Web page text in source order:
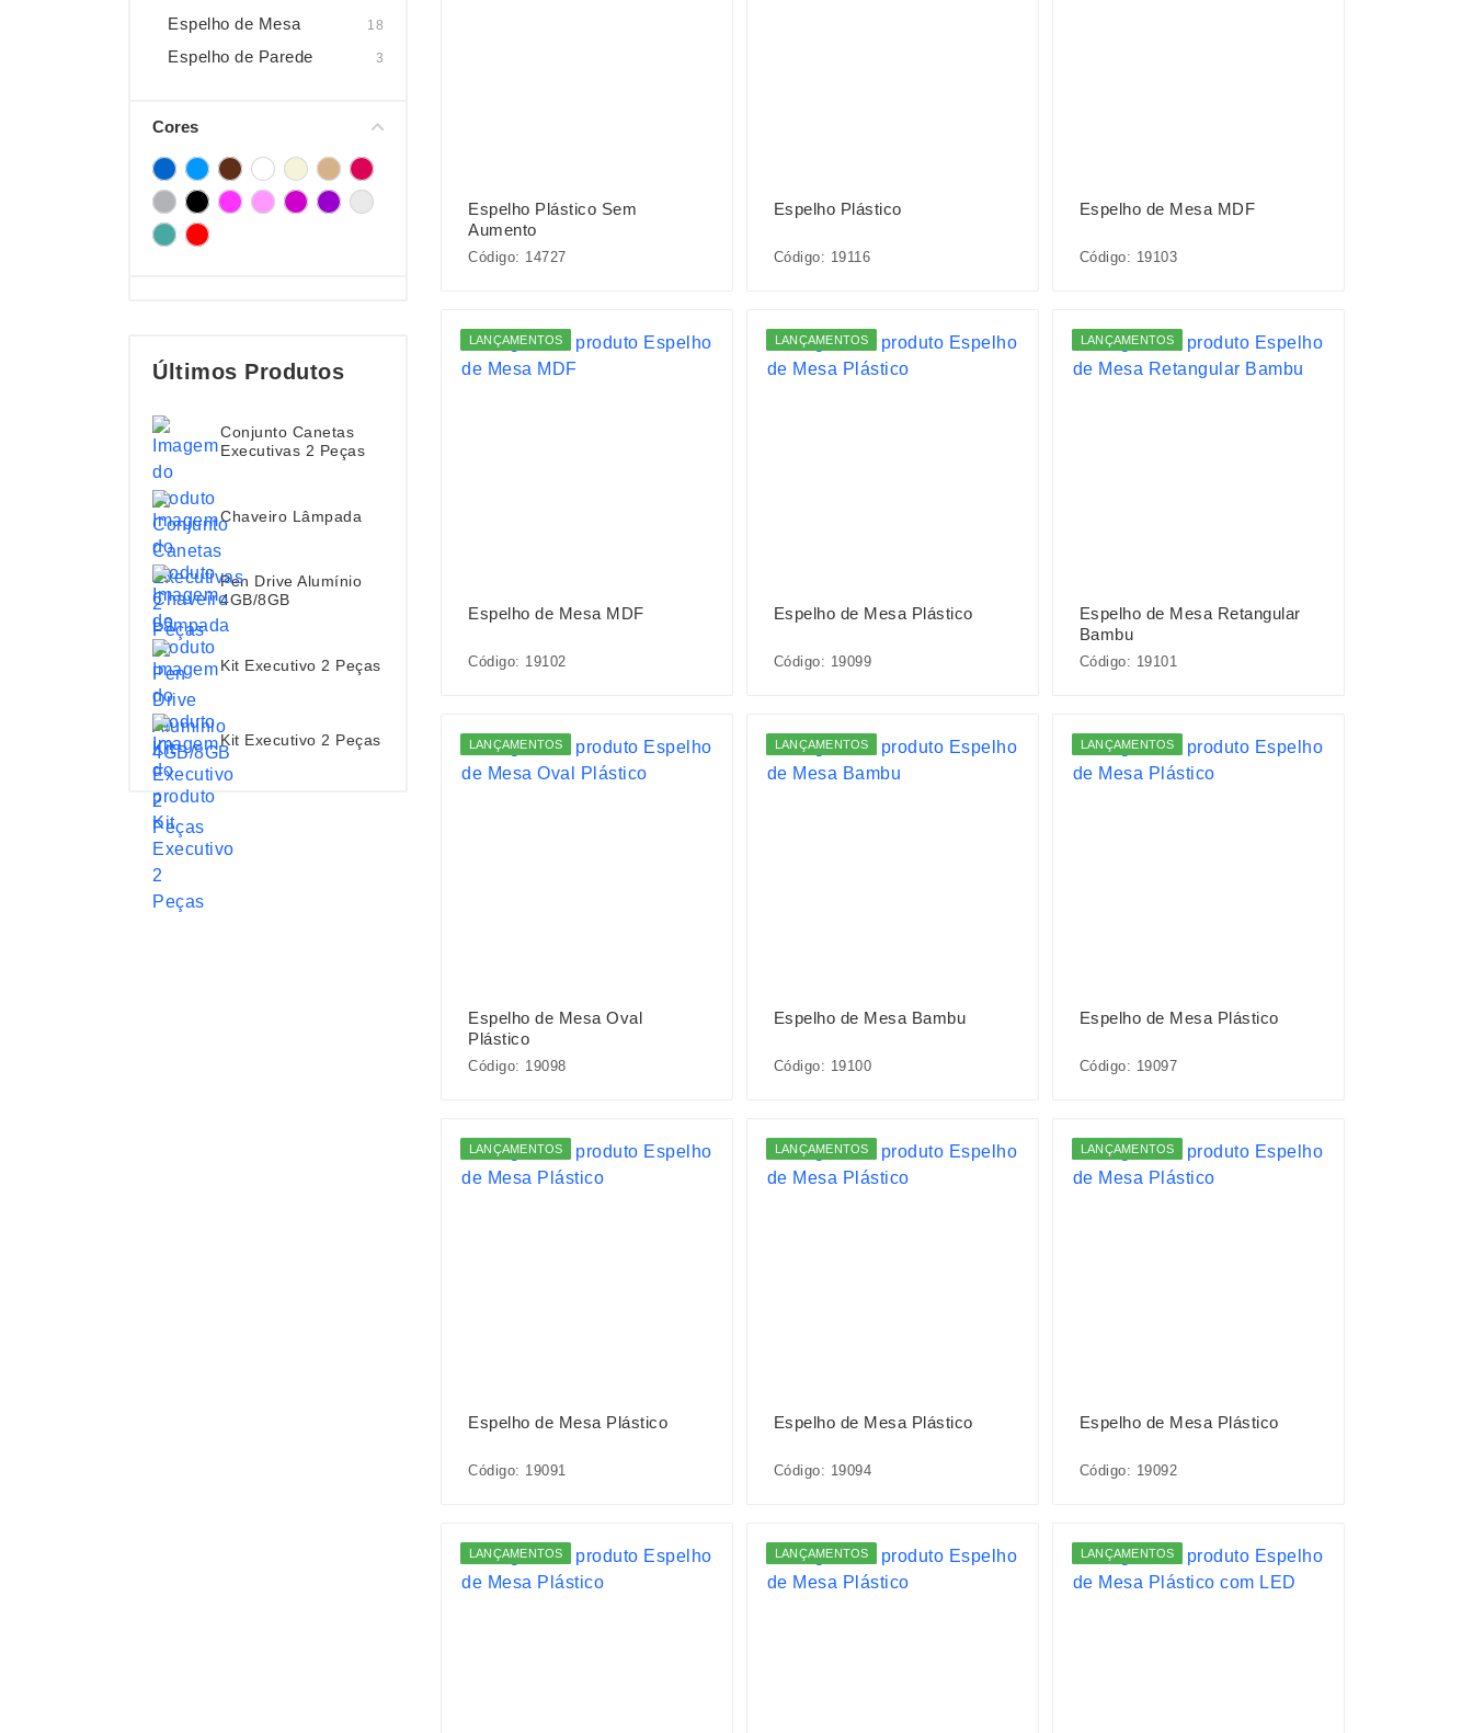
Espelho de Mesa 18
Espelho de Parede 3
Cores
Últimos Produtos
Conjunto Canetas
Executivas 2 Peças
Chaveiro Lâmpada
Pen Drive Alumínio
4GB/8GB
Kit Executivo 2 Peças
Kit Executivo 2 Peças
Espelho Plástico Sem
Aumento
Código: 14727
Espelho Plástico
Código: 19116
Espelho de Mesa MDF
Código: 19103
LANÇAMENTOS
Espelho de Mesa MDF
Código: 19102
LANÇAMENTOS
Espelho de Mesa Plástico
Código: 19099
LANÇAMENTOS
Espelho de Mesa Retangular
Bambu
Código: 19101
LANÇAMENTOS
Espelho de Mesa Oval
Plástico
Código: 19098
LANÇAMENTOS
Espelho de Mesa Bambu
Código: 19100
LANÇAMENTOS
Espelho de Mesa Plástico
Código: 19097
LANÇAMENTOS
Espelho de Mesa Plástico
Código: 19091
LANÇAMENTOS
Espelho de Mesa Plástico
Código: 19094
LANÇAMENTOS
Espelho de Mesa Plástico
Código: 19092
LANÇAMENTOS LANÇAMENTOS LANÇAMENTOS